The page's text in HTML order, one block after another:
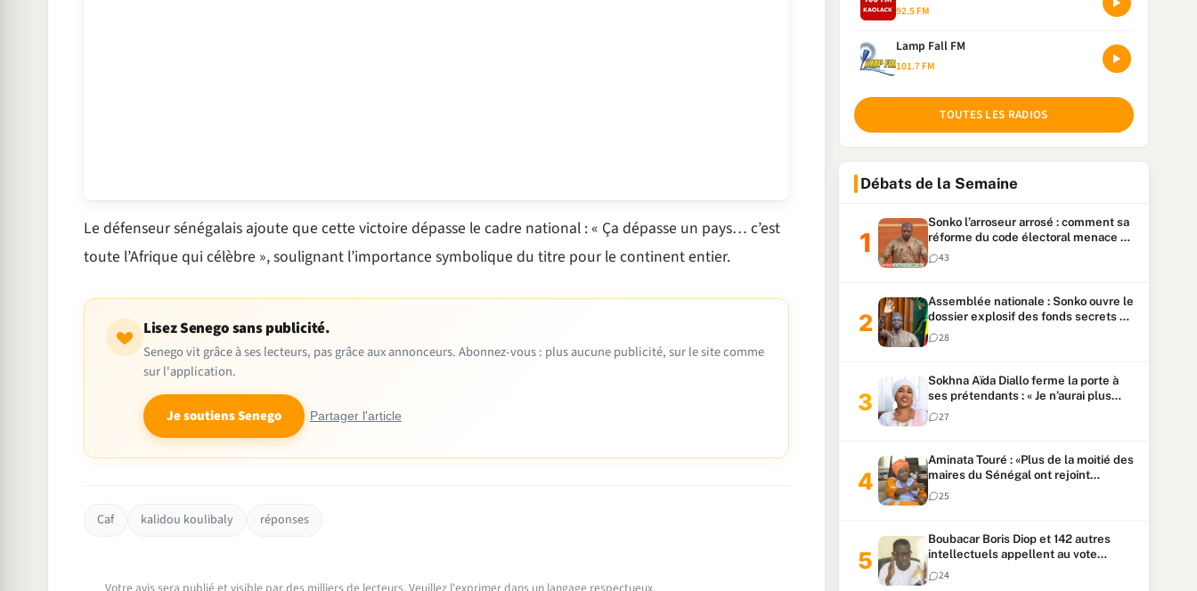
Le défenseur sénégalais ajoute que cette victoire dépasse le cadre national : « Ça dépasse un pays… c’est
toute l’Afrique qui célèbre », soulignant l’importance symbolique du titre pour le continent entier.
Lisez Senego sans publicité.
Senego vit grâce à ses lecteurs, pas grâce aux annonceurs. Abonnez-vous : plus aucune publicité, sur le site comme
sur l'application.
Je soutiens Senego Partager l'article
Caf kalidou koulibaly réponses
92.5 FM
Lamp Fall FM
101.7 FM
TOUTES LES RADIOS
Débats de la Semaine
Sonko l’arroseur arrosé : comment sa
réforme du code électoral menace sa
candidature
43
Assemblée nationale : Sonko ouvre le
dossier explosif des fonds secrets et
du patrimoine présidentiel
28
Sokhna Aïda Diallo ferme la porte à
ses prétendants : « Je n’aurai plus
jamais un autre mari »
27
Aminata Touré : «Plus de la moitié des
maires du Sénégal ont rejoint
Kiiraay»
25
Boubacar Boris Diop et 142 autres
intellectuels appellent au vote
urgent de la révision
constitutionnelle
24